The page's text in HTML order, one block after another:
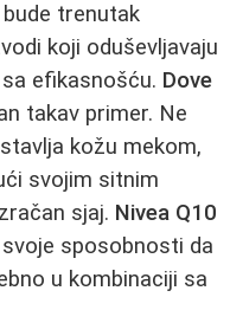
trenutak
koji oduševljavaju
efikasnošću. Dove
takav primer. Ne
kožu mekom,
svojim sitnim
sjaj. Nivea Q10
sposobnosti da
u kombinaciji sa